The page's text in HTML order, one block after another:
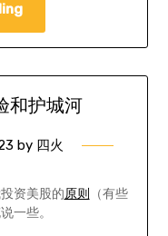
和护城河
by 四火
资美股的原则
（有些
一些。